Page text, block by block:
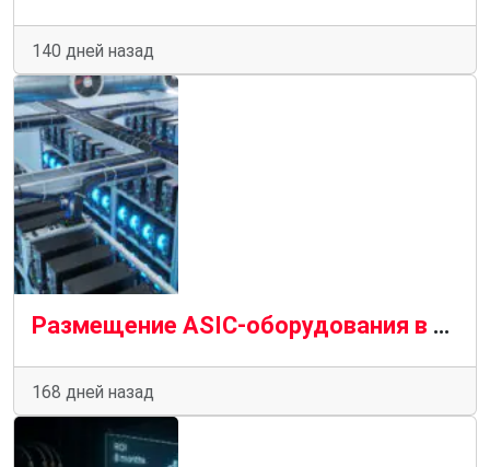
140 дней назад
Размещение ASIC-оборудования в майнинг-отеле: расчёт окупаемости, риски и преимущества
168 дней назад